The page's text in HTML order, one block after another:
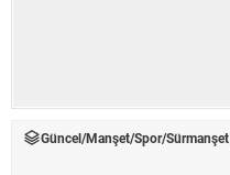
Güncel/Manşet/Spor/Sürmanşet